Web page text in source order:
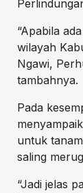
“Apabila
wilayah
Ngawi,
tambahnya.
Pada
untuk
saling
“Jadi jelas